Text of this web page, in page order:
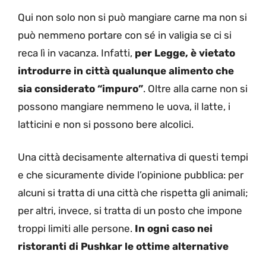
Qui non solo non si può mangiare carne ma non si
può nemmeno portare con sé in valigia se ci si
reca lì in vacanza. Infatti, per Legge, è vietato
introdurre in città qualunque alimento che
sia considerato “impuro”. Oltre alla carne non si
possono mangiare nemmeno le uova, il latte, i
latticini e non si possono bere alcolici.
Una città decisamente alternativa di questi tempi
e che sicuramente divide l’opinione pubblica: per
alcuni si tratta di una città che rispetta gli animali;
per altri, invece, si tratta di un posto che impone
troppi limiti alle persone. In ogni caso nei
ristoranti di Pushkar le ottime alternative